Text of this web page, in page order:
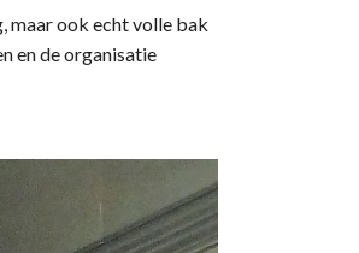
maar ook echt volle bak
en de organisatie